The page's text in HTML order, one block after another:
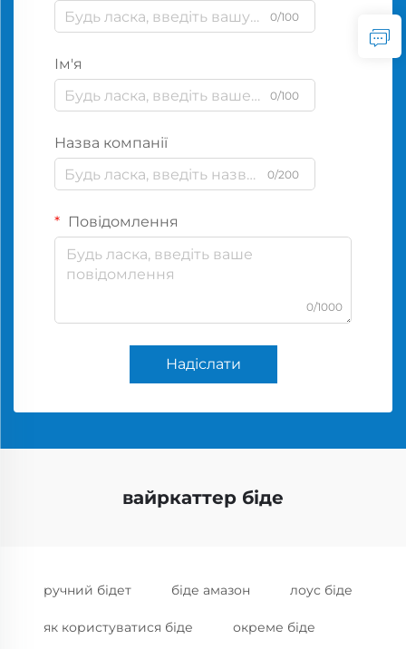
0/100
Ім'я
0/100
Назва компанії
0/200
Повідомлення
0/1000
Надіслати
вайркаттер біде
ручний бідет біде амазон лоус біде
як користуватися біде окреме біде